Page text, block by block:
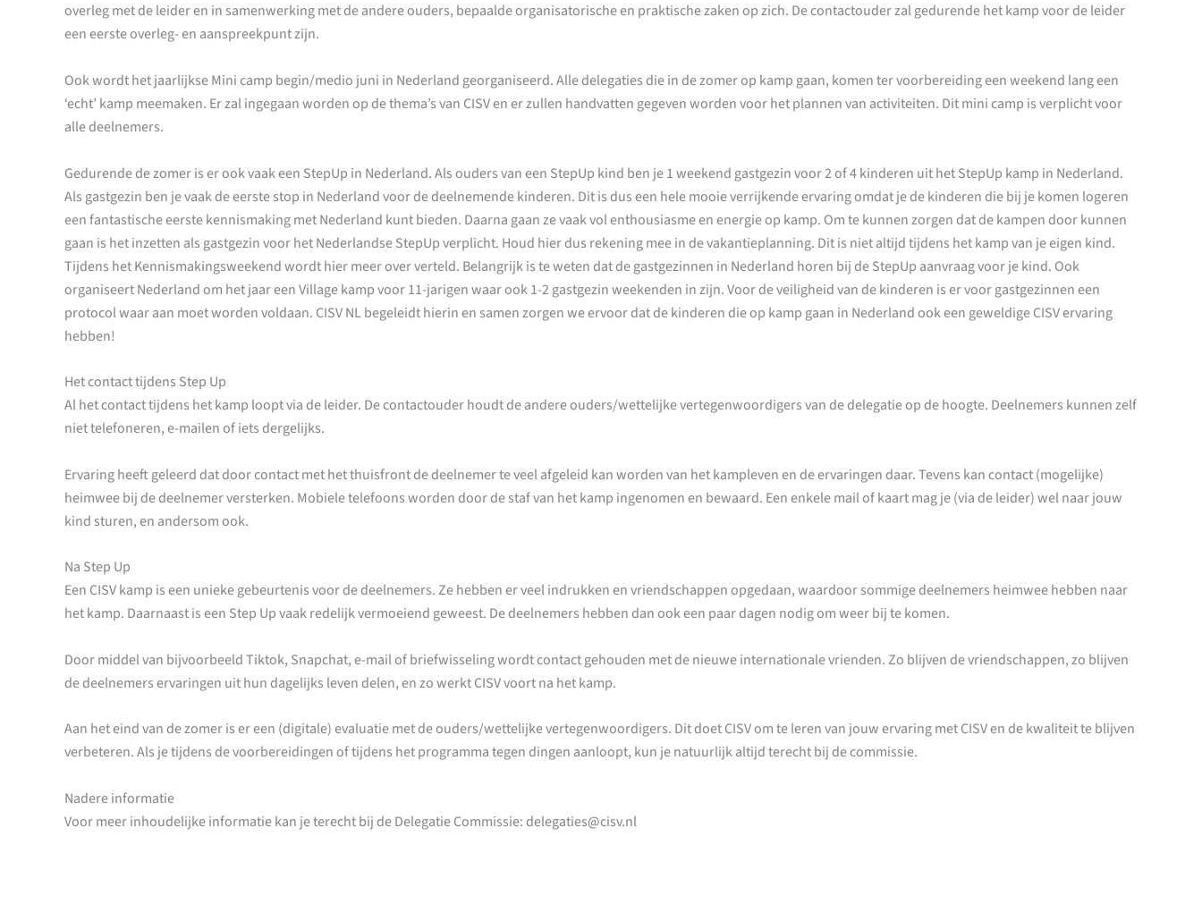
overleg met de leider en in samenwerking met de andere ouders, bepaalde organisatorische en praktische zaken op zich. De contactouder zal gedurende het kamp voor de leider
een eerste overleg- en aanspreekpunt zijn.
Ook wordt het jaarlijkse Mini camp begin/medio juni in Nederland georganiseerd. Alle delegaties die in de zomer op kamp gaan, komen ter voorbereiding een weekend lang een
‘echt’ kamp meemaken. Er zal ingegaan worden op de thema’s van CISV en er zullen handvatten gegeven worden voor het plannen van activiteiten. Dit mini camp is verplicht voor
alle deelnemers.
Gedurende de zomer is er ook vaak een StepUp in Nederland. Als ouders van een StepUp kind ben je 1 weekend gastgezin voor 2 of 4 kinderen uit het StepUp kamp in Nederland.
Als gastgezin ben je vaak de eerste stop in Nederland voor de deelnemende kinderen. Dit is dus een hele mooie verrijkende ervaring omdat je de kinderen die bij je komen logeren
een fantastische eerste kennismaking met Nederland kunt bieden. Daarna gaan ze vaak vol enthousiasme en energie op kamp. Om te kunnen zorgen dat de kampen door kunnen
gaan is het inzetten als gastgezin voor het Nederlandse StepUp verplicht. Houd hier dus rekening mee in de vakantieplanning. Dit is niet altijd tijdens het kamp van je eigen kind.
Tijdens het Kennismakingsweekend wordt hier meer over verteld. Belangrijk is te weten dat de gastgezinnen in Nederland horen bij de StepUp aanvraag voor je kind. Ook
organiseert Nederland om het jaar een Village kamp voor 11-jarigen waar ook 1-2 gastgezin weekenden in zijn. Voor de veiligheid van de kinderen is er voor gastgezinnen een
protocol waar aan moet worden voldaan. CISV NL begeleidt hierin en samen zorgen we ervoor dat de kinderen die op kamp gaan in Nederland ook een geweldige CISV ervaring
hebben!
Het contact tijdens Step Up
Al het contact tijdens het kamp loopt via de leider. De contactouder houdt de andere ouders/wettelijke vertegenwoordigers van de delegatie op de hoogte. Deelnemers kunnen zelf
niet telefoneren, e-mailen of iets dergelijks.
Ervaring heeft geleerd dat door contact met het thuisfront de deelnemer te veel afgeleid kan worden van het kampleven en de ervaringen daar. Tevens kan contact (mogelijke)
heimwee bij de deelnemer versterken. Mobiele telefoons worden door de staf van het kamp ingenomen en bewaard. Een enkele mail of kaart mag je (via de leider) wel naar jouw
kind sturen, en andersom ook.
Na Step Up
Een CISV kamp is een unieke gebeurtenis voor de deelnemers. Ze hebben er veel indrukken en vriendschappen opgedaan, waardoor sommige deelnemers heimwee hebben naar
het kamp. Daarnaast is een Step Up vaak redelijk vermoeiend geweest. De deelnemers hebben dan ook een paar dagen nodig om weer bij te komen.
Door middel van bijvoorbeeld Tiktok, Snapchat, e-mail of briefwisseling wordt contact gehouden met de nieuwe internationale vrienden. Zo blijven de vriendschappen, zo blijven
de deelnemers ervaringen uit hun dagelijks leven delen, en zo werkt CISV voort na het kamp.
Aan het eind van de zomer is er een (digitale) evaluatie met de ouders/wettelijke vertegenwoordigers. Dit doet CISV om te leren van jouw ervaring met CISV en de kwaliteit te blijven
verbeteren. Als je tijdens de voorbereidingen of tijdens het programma tegen dingen aanloopt, kun je natuurlijk altijd terecht bij de commissie.
Nadere informatie
Voor meer inhoudelijke informatie kan je terecht bij de Delegatie Commissie: delegaties@cisv.nl